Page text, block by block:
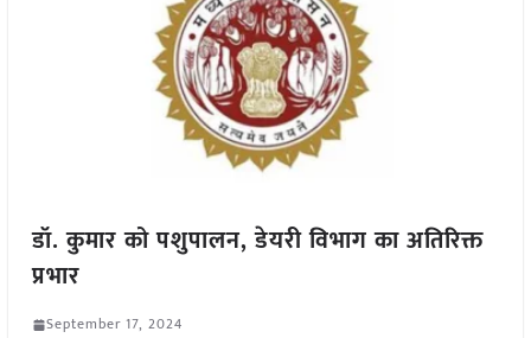
डॉ. कुमार को पशुपालन, डेयरी विभाग का अतिरिक्त
प्रभार
September 17, 2024